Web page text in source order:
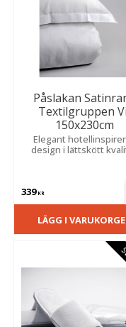
Påslakan
Textilgruppen
150x230cm
Elegant
design i lättskött
339KR
LÄGG I